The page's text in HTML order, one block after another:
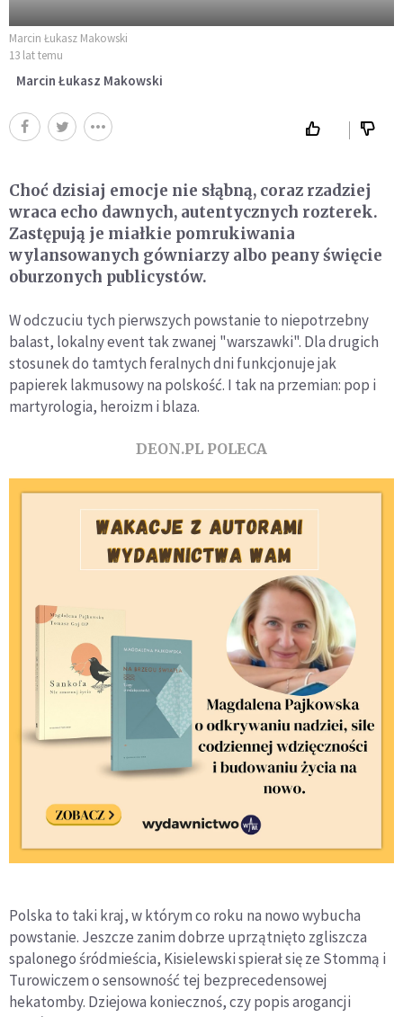
Marcin Łukasz Makowski
13 lat temu
Marcin Łukasz Makowski
Choć dzisiaj emocje nie słąbną, coraz rzadziej
wraca echo dawnych, autentycznych rozterek.
Zastępują je miałkie pomrukiwania
wylansowanych gówniarzy albo peany święcie
oburzonych publicystów.
W odczuciu tych pierwszych powstanie to niepotrzebny
balast, lokalny event tak zwanej "warszawki". Dla drugich
stosunek do tamtych feralnych dni funkcjonuje jak
papierek lakmusowy na polskość. I tak na przemian: pop i
martyrologia, heroizm i blaza.
DEON.PL POLECA
Polska to taki kraj, w którym co roku na nowo wybucha
powstanie. Jeszcze zanim dobrze uprzątnięto zgliszcza
spalonego śródmieścia, Kisielewski spierał się ze Stommą i
Turowiczem o sensowność tej bezprecedensowej
hekatomby. Dziejowa koniecznoś, czy popis arogancji